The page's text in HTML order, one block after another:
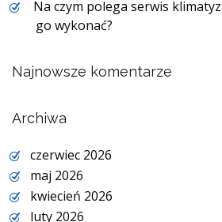
Na czym polega serwis
go wykonać?
Najnowsze komentarze
Archiwa
czerwiec 2026
maj 2026
kwiecień 2026
luty 2026